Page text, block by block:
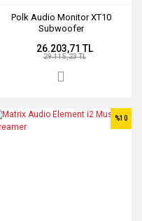
Polk Audio Monitor XT10
Subwoofer
26.203,71 TL
29.115,23 TL
%10